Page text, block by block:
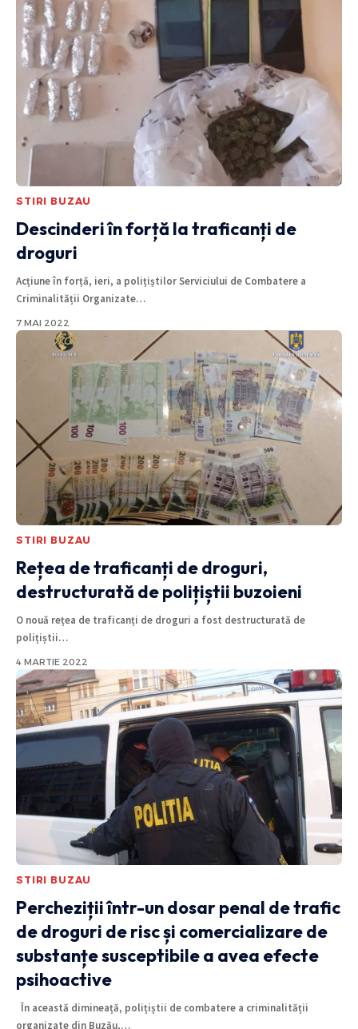
STIRI BUZAU
Descinderi în forță la traficanți de
droguri
Acțiune în forță, ieri, a polițiștilor Serviciului de Combatere a
Criminalității Organizate…
7 MAI 2022
STIRI BUZAU
Rețea de traficanți de droguri,
destructurată de polițiștii buzoieni
O nouă rețea de traficanți de droguri a fost destructurată de
polițiștii…
4 MARTIE 2022
STIRI BUZAU
Percheziții într-un dosar penal de trafic
de droguri de risc și comercializare de
substanțe susceptibile a avea efecte
psihoactive
În această dimineață, polițiștii de combatere a criminalității
organizate din Buzău,…